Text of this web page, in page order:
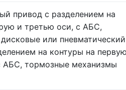
привод с разделением на
и третью оси, с АБС,
или пневматический
на контуры на
АБС, тормозные механизмы